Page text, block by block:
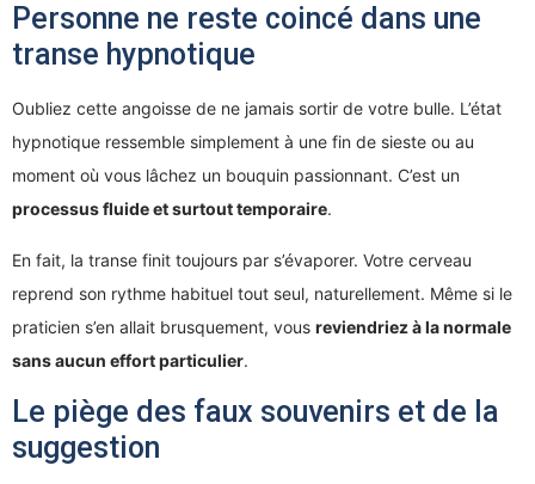
Personne ne reste coincé dans une
transe hypnotique
Oubliez cette angoisse de ne jamais sortir de votre bulle. L’état
hypnotique ressemble simplement à une fin de sieste ou au
moment où vous lâchez un bouquin passionnant. C’est un
processus fluide et surtout temporaire.
En fait, la transe finit toujours par s’évaporer. Votre cerveau
reprend son rythme habituel tout seul, naturellement. Même si le
praticien s’en allait brusquement, vous reviendriez à la normale
sans aucun effort particulier.
Le piège des faux souvenirs et de la
suggestion